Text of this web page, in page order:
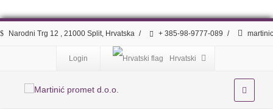
Narodni Trg 12 , 21000 Split, Hrvatska / + 385-98-9777-089 /
Login Hrvatski